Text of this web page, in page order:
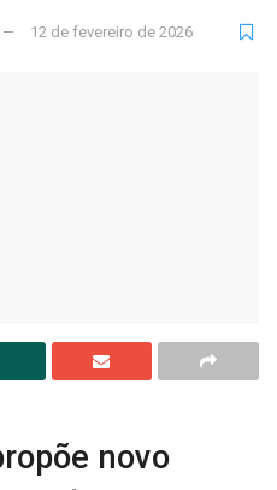
12 de fevereiro de 2026
novo